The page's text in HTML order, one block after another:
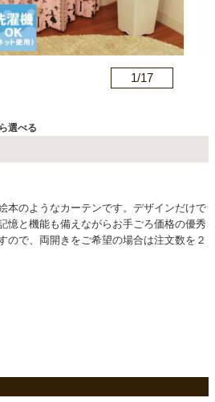
・セット
納
1/17
選べる
本のようなカーテンです。デザインだけで
憶と機能も備えながらお手ごろ価格の優秀
ので、両開きをご希望の場合は注文数を２